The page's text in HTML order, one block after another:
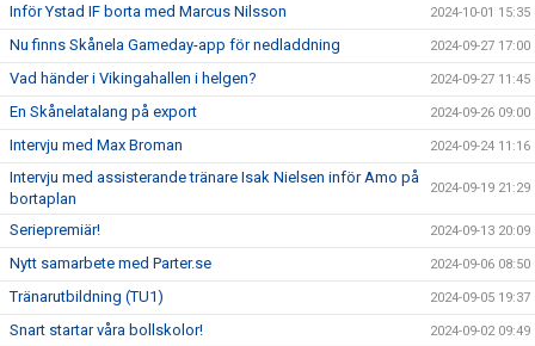
Inför Ystad IF borta med Marcus Nilsson 2024-10-01 15:35
Nu finns Skånela Gameday-app för nedladdning 2024-09-27 17:00
Vad händer i Vikingahallen i helgen? 2024-09-27 11:45
En Skånelatalang på export 2024-09-26 09:00
Intervju med Max Broman 2024-09-24 11:16
Intervju med assisterande tränare Isak Nielsen inför Amo på
bortaplan
2024-09-19 21:29
Seriepremiär! 2024-09-13 20:09
Nytt samarbete med Parter.se 2024-09-06 08:50
Tränarutbildning (TU1) 2024-09-05 19:37
Snart startar våra bollskolor! 2024-09-02 09:49